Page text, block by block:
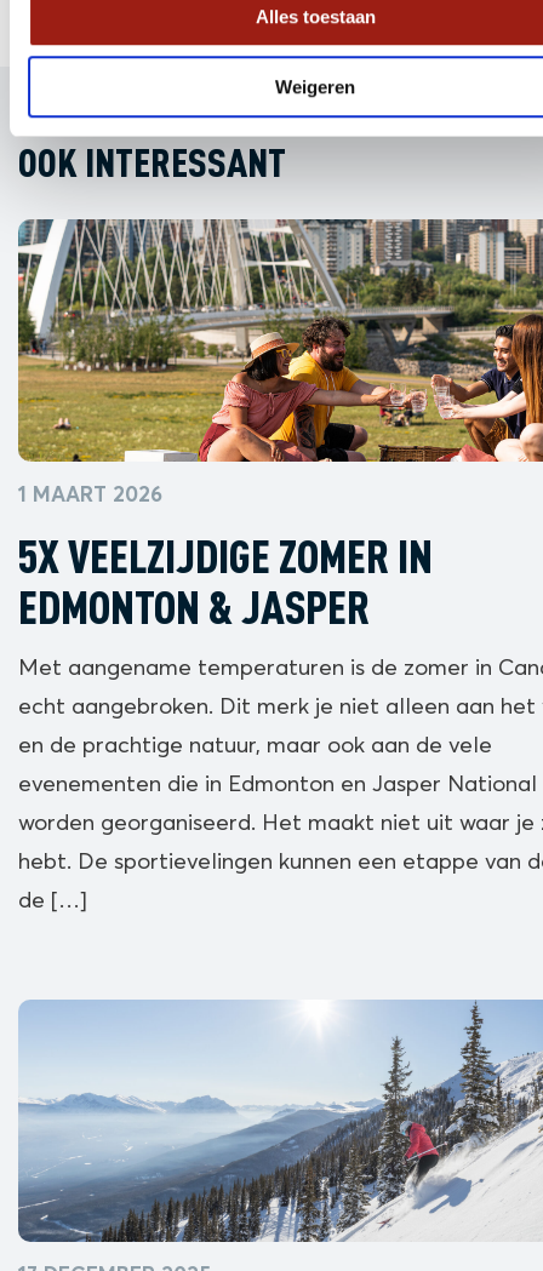
Alles toestaan
Weigeren
OOK INTERESSANT
1 MAART 2026
5X VEELZIJDIGE ZOMER IN
EDMONTON & JASPER
Met aangename temperaturen is de zomer in
echt aangebroken. Dit merk je niet alleen aan het
en de prachtige natuur, maar ook aan de vele
evenementen die in Edmonton en Jasper National
worden georganiseerd. Het maakt niet uit waar je
hebt. De sportievelingen kunnen een etappe van
de […]